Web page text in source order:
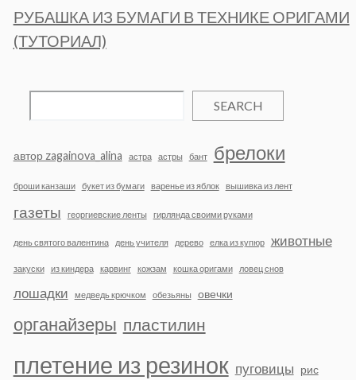
РУБАШКА ИЗ БУМАГИ В ТЕХНИКЕ ОРИГАМИ
(ТУТОРИАЛ)
SEARCH
автор zagainova_alina астра астры бант брелоки
броши канзаши букет из бумаги варенье из яблок вышивка из лент
газеты георгиевские ленты гирлянда своими руками
день святого валентина день учителя дерево елка из купюр животные
закуски из киндера карвинг кожзам кошка оригами ловец снов
лошадки медведь крючком обезьяны овечки
органайзеры пластилин
плетение из резинок пуговицы рис